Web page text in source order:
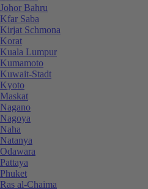
Johor Bahru
Kfar Saba
Kirjat Schmona
Korat
Kuala Lumpur
Kumamoto
Kuwait-Stadt
Kyoto
Maskat
Nagano
Nagoya
Naha
Natanya
Odawara
Pattaya
Phuket
Ras al-Chaima